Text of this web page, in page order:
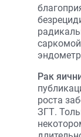
Рак
роста
ЗГТ.